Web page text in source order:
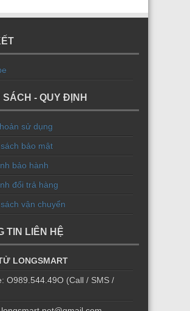
SÁCH - QUY ĐỊNH
sử dụng
bảo mật
bảo hành
đổi trả hàng
vận chuyển
TIN LIÊN HỆ
LONGSMART
O989.544.49O (Call / SMS /